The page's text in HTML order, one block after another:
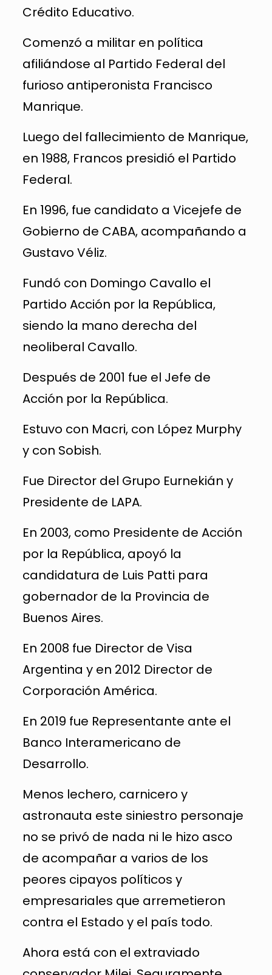
Crédito Educativo.
Comenzó a militar en política
afiliándose al Partido Federal del
furioso antiperonista Francisco
Manrique.
Luego del fallecimiento de Manrique,
en 1988, Francos presidió el Partido
Federal.
En 1996, fue candidato a Vicejefe de
Gobierno de CABA, acompañando a
Gustavo Véliz.
Fundó con Domingo Cavallo el
Partido Acción por la República,
siendo la mano derecha del
neoliberal Cavallo.
Después de 2001 fue el Jefe de
Acción por la República.
Estuvo con Macri, con López Murphy
y con Sobish.
Fue Director del Grupo Eurnekián y
Presidente de LAPA.
En 2003, como Presidente de Acción
por la República, apoyó la
candidatura de Luis Patti para
gobernador de la Provincia de
Buenos Aires.
En 2008 fue Director de Visa
Argentina y en 2012 Director de
Corporación América.
En 2019 fue Representante ante el
Banco Interamericano de
Desarrollo.
Menos lechero, carnicero y
astronauta este siniestro personaje
no se privó de nada ni le hizo asco
de acompañar a varios de los
peores cipayos políticos y
empresariales que arremetieron
contra el Estado y el país todo.
Ahora está con el extraviado